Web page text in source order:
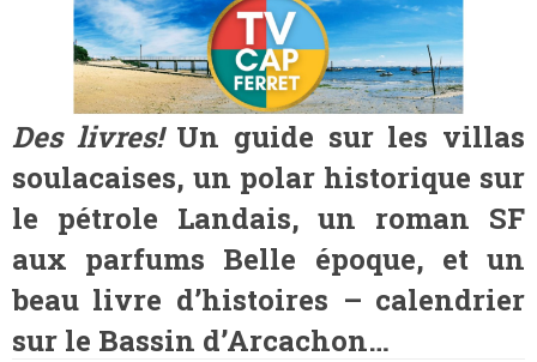
Des livres!Un guide sur les villas
soulacaises, un polar historique sur
le pétrole Landais, un roman SF
aux parfums Belle époque, et un
beau livre d’histoires – calendrier
sur le Bassin d’Arcachon…